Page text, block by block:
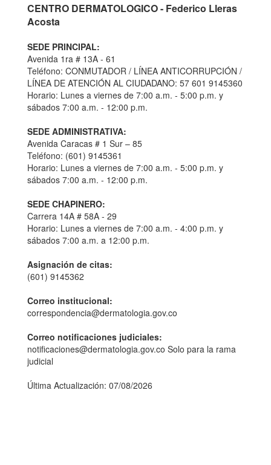
CENTRO DERMATOLOGICO - Federico Lleras
Acosta
SEDE PRINCIPAL:
Avenida 1ra # 13A - 61
Teléfono: CONMUTADOR / LÍNEA ANTICORRUPCIÓN /
LÍNEA DE ATENCIÓN AL CIUDADANO: 57 601 9145360
Horario: Lunes a viernes de 7:00 a.m. - 5:00 p.m. y
sábados 7:00 a.m. - 12:00 p.m.
SEDE ADMINISTRATIVA:
Avenida Caracas # 1 Sur – 85
Teléfono: (601) 9145361
Horario: Lunes a viernes de 7:00 a.m. - 5:00 p.m. y
sábados 7:00 a.m. - 12:00 p.m.
SEDE CHAPINERO:
Carrera 14A # 58A - 29
Horario: Lunes a viernes de 7:00 a.m. - 4:00 p.m. y
sábados 7:00 a.m. a 12:00 p.m.
Asignación de citas:
(601) 9145362
Correo institucional:
correspondencia@dermatologia.gov.co
Correo notificaciones judiciales:
notificaciones@dermatologia.gov.co Solo para la rama
judicial
Última Actualización: 07/08/2026